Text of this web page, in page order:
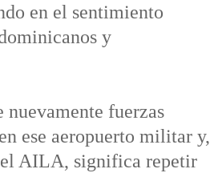
en el sentimiento
y
fuerzas
ese aeropuerto militar y,
AILA, significa repetir